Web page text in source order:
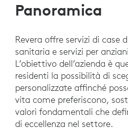
Panoramica
Revera offre servizi di case
sanitaria e servizi per
L’obiettivo dell’azienda è
residenti la possibilità di
personalizzate affinché
vita come preferiscono,
valori fondamentali che
di eccellenza nel settore.